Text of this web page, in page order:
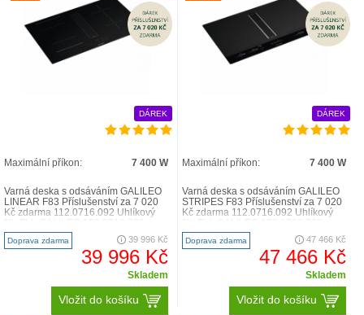
DÁREK
Maximální příkon: 7 400 W
Varná deska s odsáváním GALILEO
LINEAR F83 Příslušenství za 7 020
Kč zdarma 112.0716.092 Uhlíkový
Nátrubek pro ..
Doprava zdarma 39 996 Kč
39 996 Kč
Skladem
Vložit do košíku
DÁREK
Maximální příkon: 7 400 W
Varná deska s odsáváním GALILEO
STRIPES F83 Příslušenství za 7 020
Kč zdarma 112.0716.092 Uhlíkový
Nátrubek pro..
Doprava zdarma 47 466 Kč
47 466 Kč
Skladem
Vložit do košíku